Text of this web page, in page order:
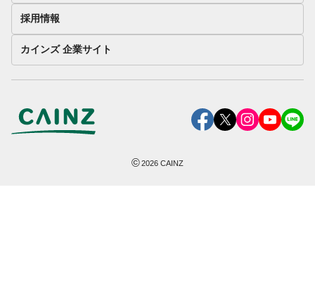
採用情報
カインズ 企業サイト
©2026 CAINZ